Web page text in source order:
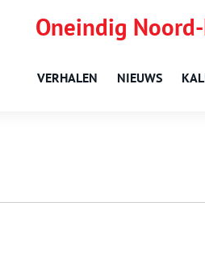
Oneindig
VERHALEN NIEUWS